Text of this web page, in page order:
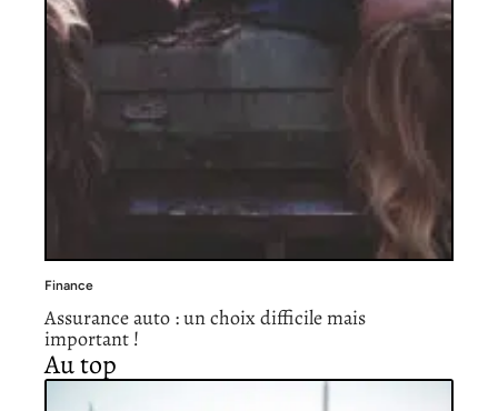
Finance
Assurance auto : un choix difficile mais
important !
Au top